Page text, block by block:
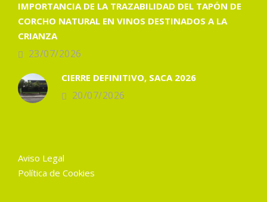
IMPORTANCIA DE LA TRAZABILIDAD DEL TAPÓN DE
CORCHO NATURAL EN VINOS DESTINADOS A LA
CRIANZA
23/07/2026
CIERRE DEFINITIVO, SACA 2026
20/07/2026
Aviso Legal
Política de Cookies